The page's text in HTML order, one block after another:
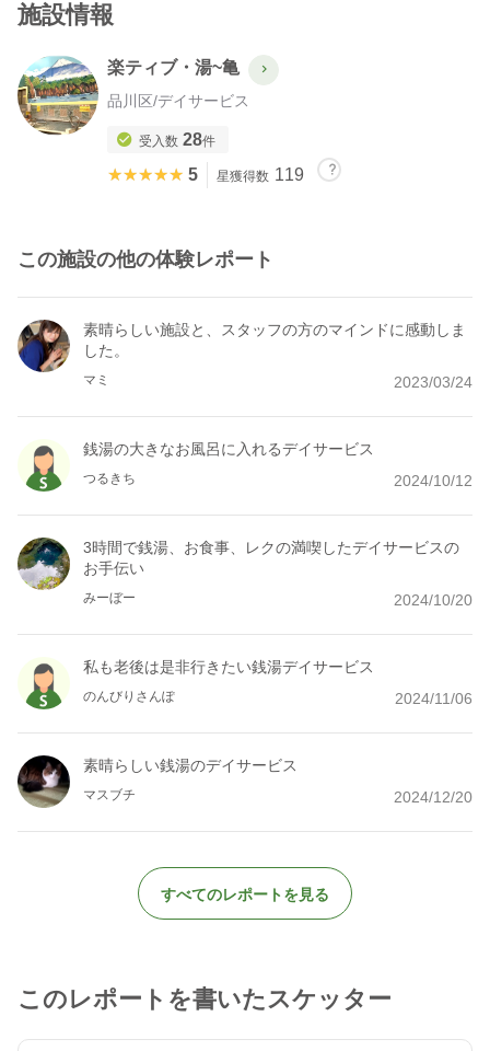
施設情報
楽ティブ・湯~亀
品川区/デイサービス
受入数 28件
★★★★★
★★★★★ 5 星獲得数 119
この施設の他の体験レポート
素晴らしい施設と、スタッフの方のマインドに感動しま
した。
マミ 2023/03/24
銭湯の大きなお風呂に入れるデイサービス
つるきち 2024/10/12
3時間で銭湯、お食事、レクの満喫したデイサービスの
お手伝い
みーぼー 2024/10/20
私も老後は是非行きたい銭湯デイサービス
のんびりさんぽ 2024/11/06
素晴らしい銭湯のデイサービス
マスブチ 2024/12/20
すべてのレポートを見る
このレポートを書いたスケッター